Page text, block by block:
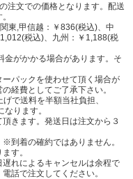
注文での価格となります。配送
東,甲信越：￥836(税込)、中
税込)、九州：￥1,188(税
がかかる場合があります。そ
パックを使わせて頂く場合が
経費としてご了承下さい。
で送料を半額当社負担、
ります。
きます。発送日は注文から３
到着の確約ではありません。
す。
れによるキャンセルは余程で
話で注文してください。